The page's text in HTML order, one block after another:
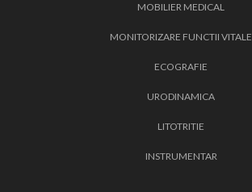
MOBILIER MEDICAL
MONITORIZARE FUNCTII VITALE
ECOGRAFIE
URODINAMICA
LITOTRITIE
INSTRUMENTAR